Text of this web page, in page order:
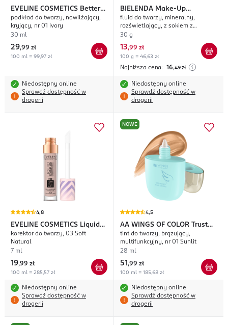
EVELINE COSMETICS Better
Than Perfect
podkład do twarzy, nawilżający,
kryjący, nr 01 Ivory
30 ml
29,99 zł
100 ml = 99,97 zł
Niedostępny online
Sprawdź dostępność w
drogerii
BIELENDA Make-Up
Academie Vege Flumi
fluid do twarzy, mineralny,
rozświetlający, z sokiem z
truskawki, nr 02 Naturalny Beż
30 g
13,99 zł
100 g = 46,63 zł
Najniższa cena: 16,49 zł
Niedostępny online
Sprawdź dostępność w
drogerii
4,8
EVELINE COSMETICS Liquid
Camouflage
korektor do twarzy, 03 Soft
Natural
7 ml
19,99 zł
100 ml = 285,57 zł
Niedostępny online
Sprawdź dostępność w
drogerii
NOWE
4,5
AA WINGS OF COLOR Trust
Your Wings
tint do twarzy, brązujący,
multifunkcyjny, nr 01 Sunlit
28 ml
51 ,99 zł
100 ml = 185,68 zł
Niedostępny online
Sprawdź dostępność w
drogerii